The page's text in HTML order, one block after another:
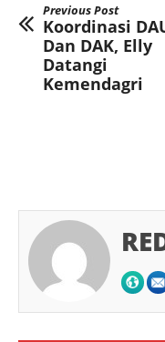
Previous Post
Koordinasi
Dan DAK, Elly
Datangi
Kemendagri